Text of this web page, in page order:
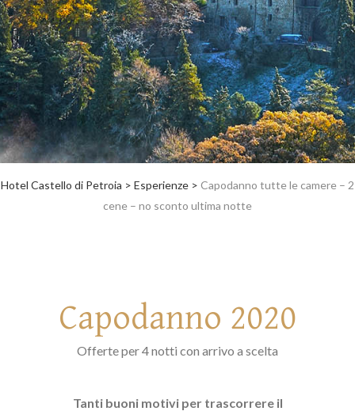
Hotel Castello di Petroia > Esperienze > Capodanno tutte le camere – 2
cene – no sconto ultima notte
Capodanno 2020
Offerte per 4 notti con arrivo a scelta
Tanti buoni motivi per trascorrere il